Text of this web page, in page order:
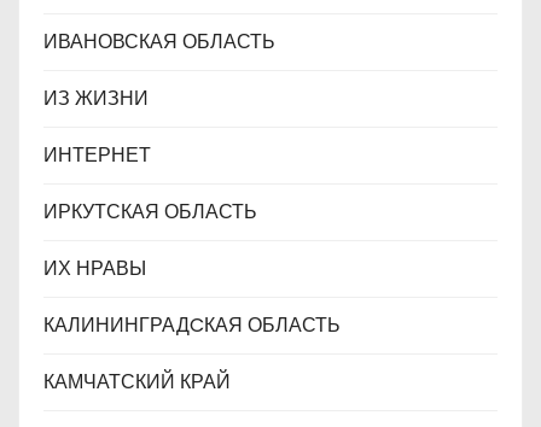
ИВАНОВСКАЯ ОБЛАСТЬ
ИЗ ЖИЗНИ
ИНТЕРНЕТ
ИРКУТСКАЯ ОБЛАСТЬ
ИХ НРАВЫ
КАЛИНИНГРАДCКАЯ ОБЛАСТЬ
КАМЧАТСКИЙ КРАЙ